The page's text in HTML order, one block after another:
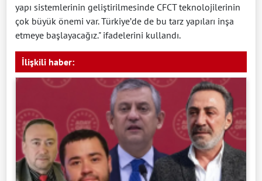
yapı sistemlerinin geliştirilmesinde CFCT teknolojilerinin
çok büyük önemi var. Türkiye’de de bu tarz yapıları inşa
etmeye başlayacağız." ifadelerini kullandı.
İlişkili haber: